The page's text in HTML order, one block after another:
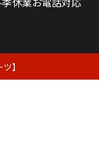
】